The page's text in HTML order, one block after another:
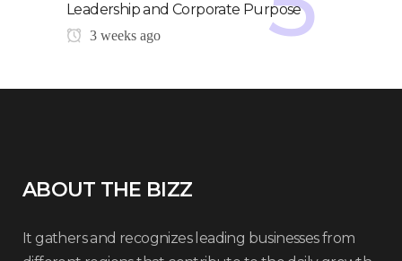
Leadership and Corporate Purpose
3 weeks ago
ABOUT THE BIZZ
It gathers and recognizes leading businesses from